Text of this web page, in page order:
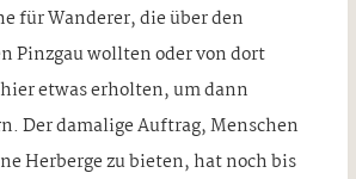
für Wanderer, die über den
Pinzgau wollten oder von dort
etwas erholten, um dann
Der damalige Auftrag, Menschen
Herberge zu bieten, hat noch bis